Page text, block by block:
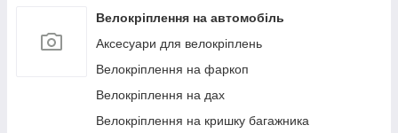
Багажиці на інтегровані рейлінги
Багажники на водості
Велокріплення на автомобіль
Аксесуари для велокріплень
Велокріплення на фаркоп
Велокріплення на дах
Велокріплення на кришку багажника